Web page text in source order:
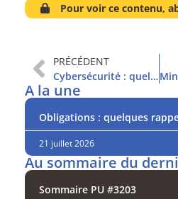
Pour voir ce contenu,
PRÉCÉDENT
Cybersécurité : quelles perspectives ?
A la une
Obligations : quelques
21 juillet 2026
Au sommaire du
Sommaire PU #3203